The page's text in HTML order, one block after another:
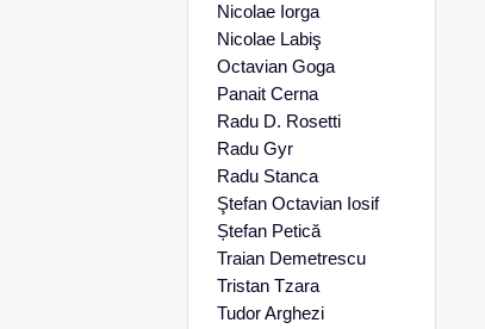
Nicolae Iorga
Nicolae Labiş
Octavian Goga
Panait Cerna
Radu D. Rosetti
Radu Gyr
Radu Stanca
Ştefan Octavian Iosif
Ștefan Petică
Traian Demetrescu
Tristan Tzara
Tudor Arghezi